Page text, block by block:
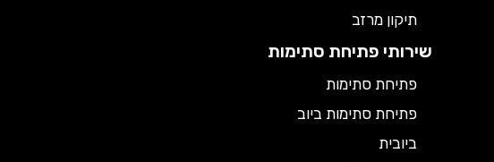
תיקון מרזב
שירותי פתיחת סתימות
פתיחת סתימות
פתיחת סתימות ביוב
ביובית